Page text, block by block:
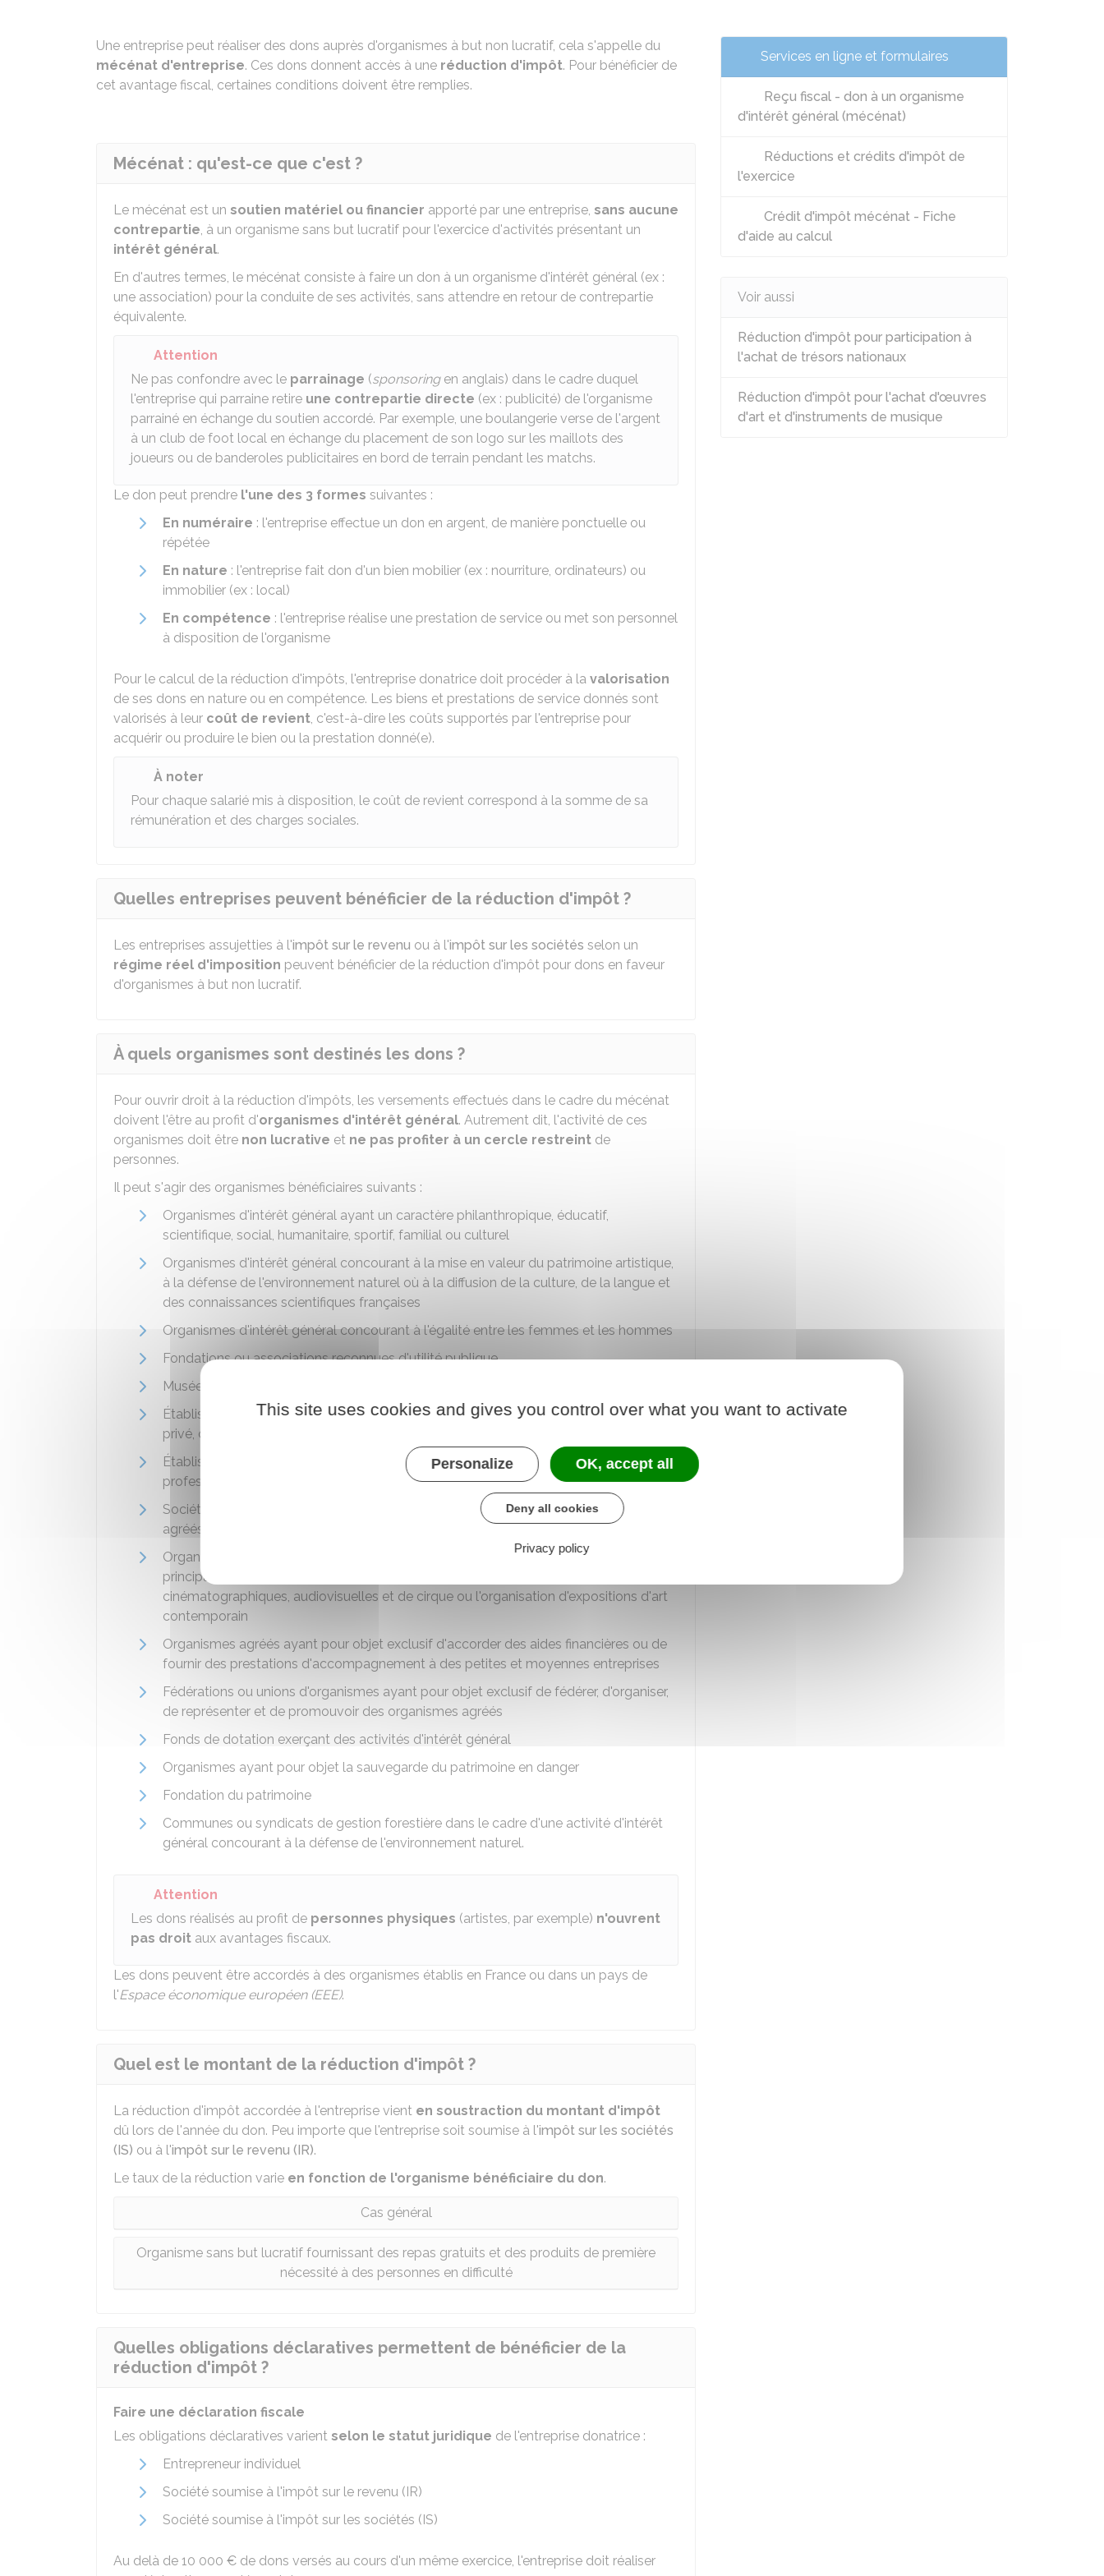
Une entreprise peut réaliser des dons auprès d'organismes à but non lucratif, cela s'appelle du
mécénat d'entreprise. Ces dons donnent accès à une réduction d'impôt. Pour bénéficier de
cet avantage fiscal, certaines conditions doivent être remplies.
Mécénat : qu'est-ce que c'est ?
Le mécénat est un soutien matériel ou financier apporté par une entreprise, sans aucune
contrepartie, à un organisme sans but lucratif pour l'exercice d'activités présentant un
intérêt général.
En d'autres termes, le mécénat consiste à faire un don à un organisme d'intérêt général (ex :
une association) pour la conduite de ses activités, sans attendre en retour de contrepartie
équivalente.
Attention
Ne pas confondre avec le parrainage (sponsoringen anglais) dans le cadre duquel
l'entreprise qui parraine retire une contrepartie directe (ex : publicité) de l'organisme
parrainé en échange du soutien accordé. Par exemple, une boulangerie verse de l'argent
à un club de foot local en échange du placement de son logo sur les maillots des
joueurs ou de banderoles publicitaires en bord de terrain pendant les matchs.
Le don peut prendre l'une des 3 formes suivantes :
En numéraire : l'entreprise effectue un don en argent, de manière ponctuelle ou
répétée
En nature : l'entreprise fait don d'un bien mobilier (ex : nourriture, ordinateurs) ou
immobilier (ex : local)
En compétence : l'entreprise réalise une prestation de service ou met son personnel
à disposition de l'organisme
Pour le calcul de la réduction d'impôts, l'entreprise donatrice doit procéder à la valorisation
de ses dons en nature ou en compétence. Les biens et prestations de service donnés sont
valorisés à leur coût de revient, c'est-à-dire les coûts supportés par l'entreprise pour
acquérir ou produire le bien ou la prestation donné(e).
À noter
Pour chaque salarié mis à disposition, le coût de revient correspond à la somme de sa
rémunération et des charges sociales.
Quelles entreprises peuvent bénéficier de la réduction d'impôt ?
Les entreprises assujetties à l'impôt sur le revenu ou à l'impôt sur les sociétés selon un
régime réel d'imposition peuvent bénéficier de la réduction d'impôt pour dons en faveur
d'organismes à but non lucratif.
À quels organismes sont destinés les dons ?
Pour ouvrir droit à la réduction d'impôts, les versements effectués dans le cadre du mécénat
doivent l'être au profit d'organismes d'intérêt général. Autrement dit, l'activité de ces
organismes doit être non lucrative et ne pas profiter à un cercle restreint de
personnes.
Il peut s'agir des organismes bénéficiaires suivants :
Organismes d'intérêt général ayant un caractère philanthropique, éducatif,
scientifique, social, humanitaire, sportif, familial ou culturel
Organismes d'intérêt général concourant à la mise en valeur du patrimoine artistique,
à la défense de l'environnement naturel où à la diffusion de la culture, de la langue et
des connaissances scientifiques françaises
Organismes d'intérêt général concourant à l'égalité entre les femmes et les hommes
Fondations ou associations reconnues d'utilité publique
Musées de France
Établissements d'enseignement supérieur ou d'enseignement artistique public ou
privé, d'intérêt général, à but non lucratif
Établissements d'enseignement supérieur consulaire pour leurs activités de formation
professionnelle initiale et continue et de recherche
Sociétés ou organismes publics ou privés de recherche scientifique et technique
agréés par le ministère chargé du budget
Organismes publics ou privés dont la gestion est désintéressée et qui ont pour
principale activité la présentation au public d'œuvres théâtrales, musicales,
cinématographiques, audiovisuelles et de cirque ou l'organisation d'expositions d'art
contemporain
Organismes agréés ayant pour objet exclusif d'accorder des aides financières ou de
fournir des prestations d'accompagnement à des petites et moyennes entreprises
Fédérations ou unions d'organismes ayant pour objet exclusif de fédérer, d'organiser,
de représenter et de promouvoir des organismes agréés
Fonds de dotation exerçant des activités d'intérêt général
Organismes ayant pour objet la sauvegarde du patrimoine en danger
Fondation du patrimoine
Communes ou syndicats de gestion forestière dans le cadre d'une activité d'intérêt
général concourant à la défense de l'environnement naturel.
Attention
Les dons réalisés au profit de personnes physiques (artistes, par exemple) n'ouvrent
pas droit aux avantages fiscaux.
Les dons peuvent être accordés à des organismes établis en France ou dans un pays de
l'Espace économique européen (EEE).
Quel est le montant de la réduction d'impôt ?
La réduction d'impôt accordée à l'entreprise vient en soustraction du montant d'impôt
dû lors de l'année du don. Peu importe que l'entreprise soit soumise à l'impôt sur les sociétés
(IS) ou à l'impôt sur le revenu (IR).
Le taux de la réduction varie en fonction de l'organisme bénéficiaire du don.
Cas général
Organisme sans but lucratif fournissant des repas gratuits et des produits de première
nécessité à des personnes en difficulté
Quelles obligations déclaratives permettent de bénéficier de la
réduction d'impôt ?
Faire une déclaration fiscale
Les obligations déclaratives varient selon le statut juridique de l'entreprise donatrice :
Entrepreneur individuel
Société soumise à l'impôt sur le revenu (IR)
Société soumise à l'impôt sur les sociétés (IS)
Au delà de 10 000 € de dons versés au cours d'un même exercice, l'entreprise doit réaliser
Services en ligne et formulaires
Reçu fiscal - don à un organisme
d'intérêt général (mécénat)
Réductions et crédits d'impôt de
l'exercice
Crédit d'impôt mécénat - Fiche
d'aide au calcul
Voir aussi
Réduction d'impôt pour participation à
l'achat de trésors nationaux
Réduction d'impôt pour l'achat d'œuvres
d'art et d'instruments de musique
This site uses cookies and gives you control over what you want to activate
Personalize OK, accept all
Deny all cookies
Privacy policy